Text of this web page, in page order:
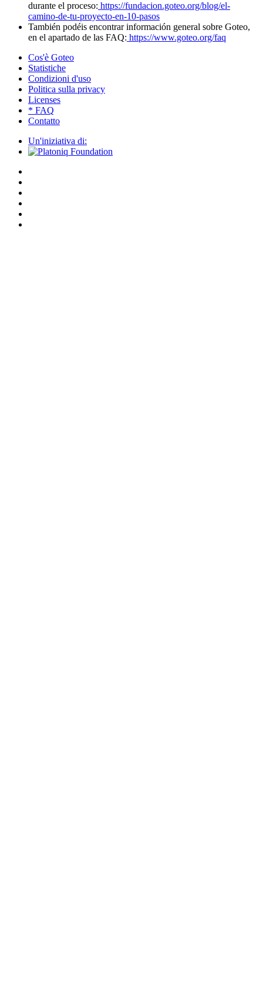
durante el proceso: https://fundacion.goteo.org/blog/el-
camino-de-tu-proyecto-en-10-pasos
También podéis encontrar información general sobre Goteo,
en el apartado de las FAQ: https://www.goteo.org/faq
Cos'è Goteo
Statistiche
Condizioni d'uso
Politica sulla privacy
Licenses
* FAQ
Contatto
Un'iniziativa di: